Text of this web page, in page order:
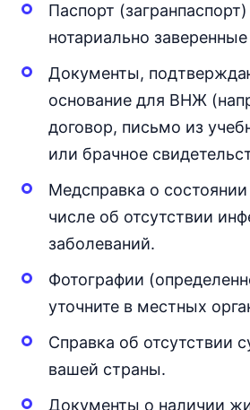
Паспорт (загранпаспорт)
нотариально
Документы,
основание для ВНЖ
договор, письмо из
или брачное
Медсправка о
числе об отсутствии
заболеваний.
Фотографии
уточните в местных
Справка об отсутствии
вашей страны.
Документы о наличии